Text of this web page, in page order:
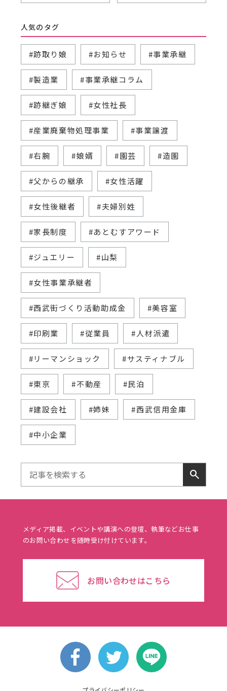
人気のタグ
#跡取り娘 #お知らせ #事業承継
#製造業 #事業承継コラム
#跡継ぎ娘 #女性社長
#産業廃棄物処理事業 #事業譲渡
#右腕 #娘婿 #園芸 #造園
#父からの継承 #女性活躍
#女性後継者 #夫婦別姓
#家長制度 #あとむすアワード
#ジュエリー #山梨
#女性事業承継者
#西武街づくり活動助成金 #美容室
#印刷業 #従業員 #人材派遣
#リーマンショック #サスティナブル
#東京 #不動産 #民泊
#建設会社 #姉妹 #西武信用金庫
#中小企業
search
メディア掲載、イベントや講演への登壇、執筆などお仕事
のお問い合わせを随時受け付けています。
お問い合わせはこちら